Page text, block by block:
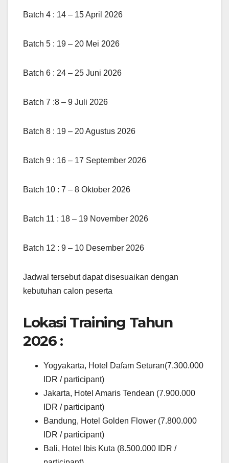
Batch 4 : 14 – 15 April 2026
Batch 5 : 19 – 20 Mei 2026
Batch 6 : 24 – 25 Juni 2026
Batch 7 :8 – 9 Juli 2026
Batch 8 : 19 – 20 Agustus 2026
Batch 9 : 16 – 17 September 2026
Batch 10 : 7 – 8 Oktober 2026
Batch 11 : 18 – 19 November 2026
Batch 12 : 9 – 10 Desember 2026
Jadwal tersebut dapat disesuaikan dengan
kebutuhan calon peserta
Lokasi Training Tahun
2026 :
Yogyakarta, Hotel Dafam Seturan(7.300.000
IDR / participant)
Jakarta, Hotel Amaris Tendean (7.900.000
IDR / participant)
Bandung, Hotel Golden Flower (7.800.000
IDR / participant)
Bali, Hotel Ibis Kuta (8.500.000 IDR /